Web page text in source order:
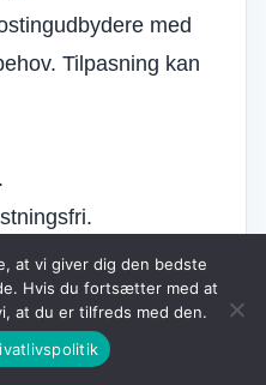
med
Tilpasning kan
kan komplicere
der har brug for
at vi giver dig den bedste
Hvis du fortsætter med at
at du er tilfreds med den.